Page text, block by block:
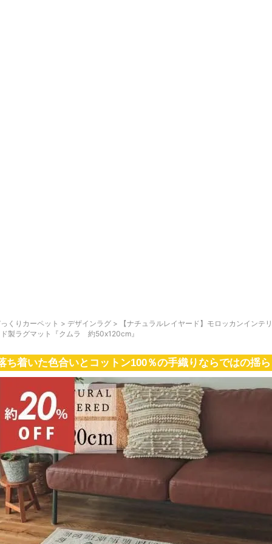
くりカーペット > デザインラグ >
【ナチュラルレイヤード】モロッカンイン
製ラグマット『クムラ 約50x120cm』
ち着いた色合いとコットン100％の手織りならではの揺